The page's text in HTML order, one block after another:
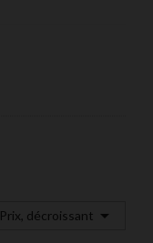
Prix, décroissant 